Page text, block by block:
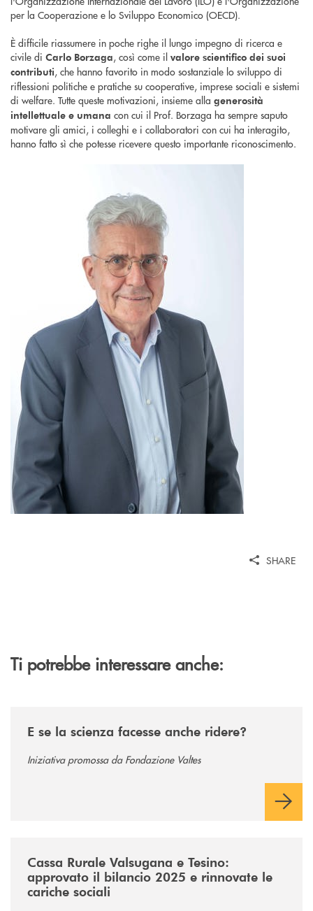
per la Cooperazione e lo Sviluppo Economico (OECD).
È difficile riassumere in poche righe il lungo impegno di ricerca e
civile di Carlo Borzaga, così come il valore scientifico dei suoi
contributi, che hanno favorito in modo sostanziale lo sviluppo di
riflessioni politiche e pratiche su cooperative, imprese sociali e sistemi
di welfare. Tutte queste motivazioni, insieme alla generosità
intellettuale e umana con cui il Prof. Borzaga ha sempre saputo
motivare gli amici, i colleghi e i collaboratori con cui ha interagito,
hanno fatto sì che potesse ricevere questo importante riconoscimento.
SHARE
Ti potrebbe interessare anche:
E se la scienza facesse anche ridere?
Iniziativa promossa da Fondazione Valtes
Cassa Rurale Valsugana e Tesino:
approvato il bilancio 2025 e rinnovate le
cariche sociali